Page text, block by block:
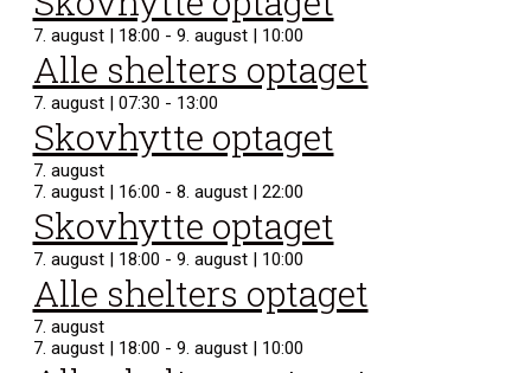
7. august | 18:00 - 9. august | 10:00
Alle shelters optaget
7. august | 07:30 - 13:00
Skovhytte optaget
7. august
7. august | 16:00 - 8. august | 22:00
Skovhytte optaget
7. august | 18:00 - 9. august | 10:00
Alle shelters optaget
7. august
7. august | 18:00 - 9. august | 10:00